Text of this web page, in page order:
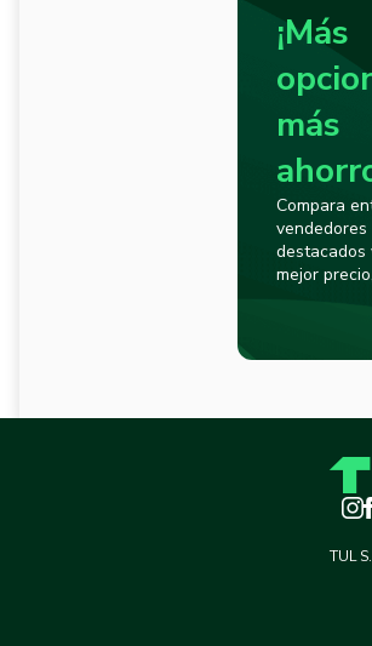
¡Más
más
Compara
vendedores
mejor
TUL